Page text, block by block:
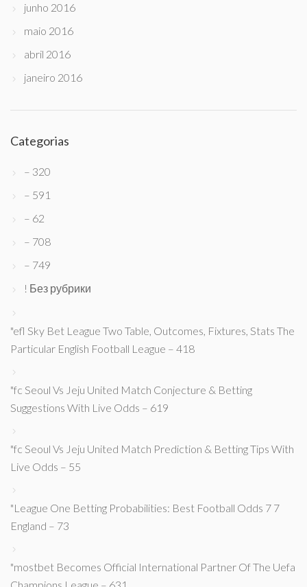
junho 2016
maio 2016
abril 2016
janeiro 2016
Categorias
– 320
– 591
– 62
– 708
– 749
! Без рубрики
"efl Sky Bet League Two Table, Outcomes, Fixtures, Stats The
Particular English Football League – 418
"fc Seoul Vs Jeju United Match Conjecture & Betting
Suggestions With Live Odds – 619
"fc Seoul Vs Jeju United Match Prediction & Betting Tips With
Live Odds – 55
"League One Betting Probabilities: Best Football Odds 7 7
England – 73
"mostbet Becomes Official International Partner Of The Uefa